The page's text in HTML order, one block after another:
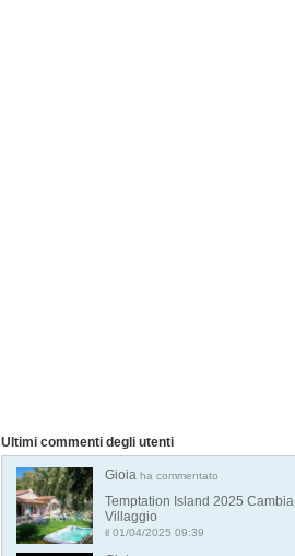
Ultimi commenti degli utenti
Gioia ha commentato
Temptation Island 2025 Cambia
Villaggio
il 01/04/2025 09:39